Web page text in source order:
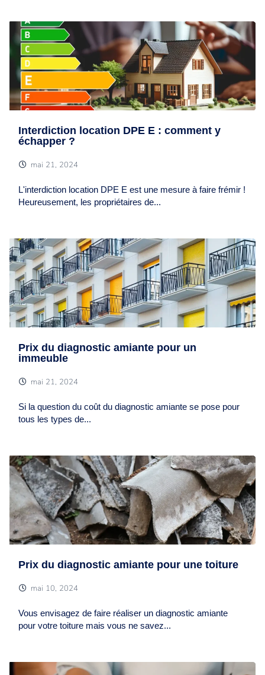
Interdiction location DPE E : comment y
échapper ?
mai 21, 2024
L'interdiction location DPE E est une mesure à faire frémir !
Heureusement, les propriétaires de...
Prix du diagnostic amiante pour un
immeuble
mai 21, 2024
Si la question du coût du diagnostic amiante se pose pour
tous les types de...
Prix du diagnostic amiante pour une toiture
mai 10, 2024
Vous envisagez de faire réaliser un diagnostic amiante
pour votre toiture mais vous ne savez...